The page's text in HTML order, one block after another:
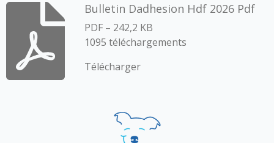
Bulletin Dadhesion Hdf 2026 Pdf
PDF – 242,2 KB
1095 téléchargements
Télécharger